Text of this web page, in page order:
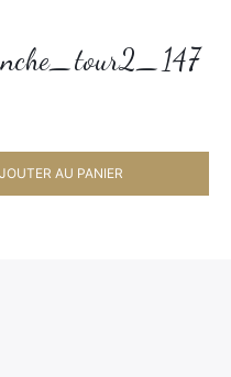
AU PANIER